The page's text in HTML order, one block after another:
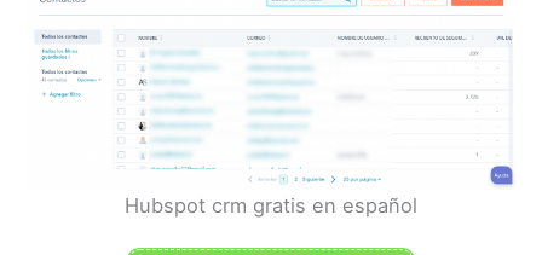
Hubspot crm gratis en español